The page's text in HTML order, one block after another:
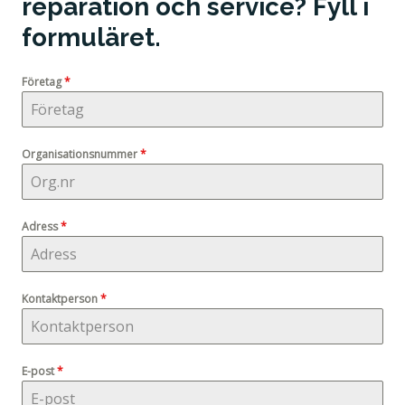
reparation och service? Fyll i
formuläret.
Företag*
Organisationsnummer*
Adress*
Kontaktperson*
E-post*